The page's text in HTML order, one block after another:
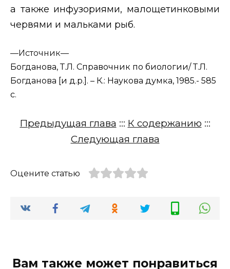
а также инфузориями, малощетинковыми
червями и мальками рыб.
—Источник—
Богданова, Т.Л. Справочник по биологии/ Т.Л.
Богданова [и д.р.]. – К.: Наукова думка, 1985.- 585
с.
Предыдущая глава ::: К содержанию :::
Следующая глава
Оцените статью
Вам также может понравиться